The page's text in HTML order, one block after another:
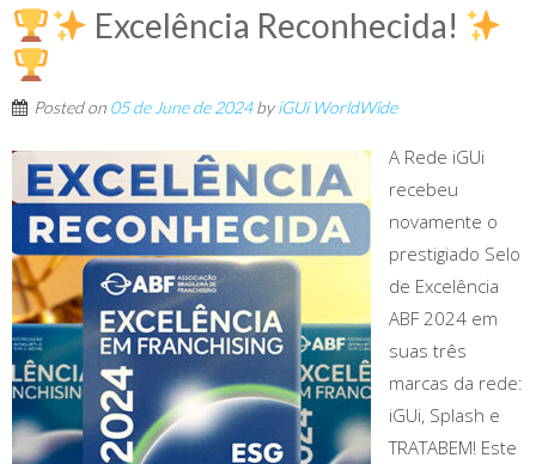
Excelência Reconhecida!
Posted on 05 de June de 2024byiGUi WorldWide
A Rede iGUi
recebeu
novamente o
prestigiado Selo
de Excelência
ABF 2024 em
suas três
marcas da rede:
iGUi, Splash e
TRATABEM! Este